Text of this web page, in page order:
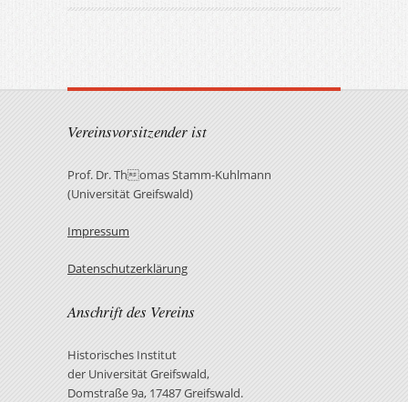
Vereinsvorsitzender ist
Prof. Dr. Thomas Stamm-Kuhlmann
(Universität Greifswald)
Impressum
Datenschutzerklärung
Anschrift des Vereins
Historisches Institut
der Universität Greifswald,
Domstraße 9a, 17487 Greifswald.